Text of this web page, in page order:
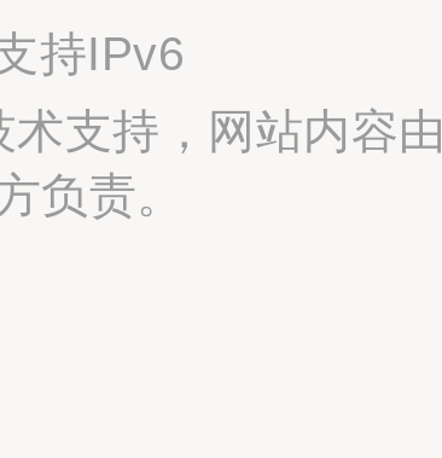
持IPv6
支持，网站内容由
负责。